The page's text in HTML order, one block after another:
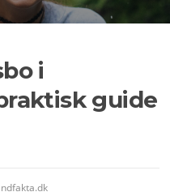
i
guide